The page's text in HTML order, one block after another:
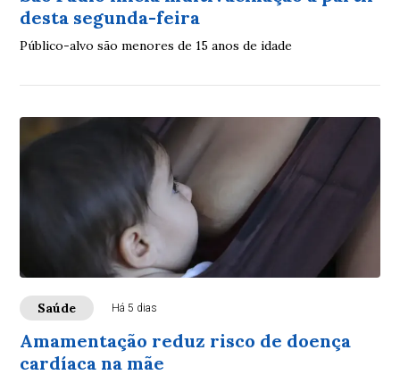
desta segunda-feira
Público-alvo são menores de 15 anos de idade
Saúde Há 5 dias
Amamentação reduz risco de doença
cardíaca na mãe